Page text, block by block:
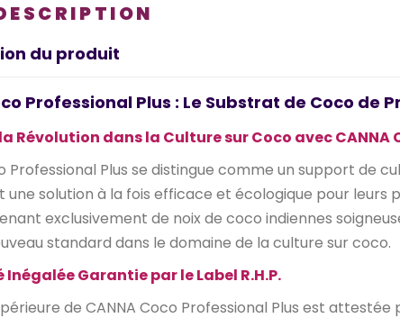
du produit
Professional Plus : Le Substrat de Coco
Révolution dans la Culture sur Coco avec CANNA
Professional Plus se distingue comme un support de
solution à la fois efficace et écologique pour leurs
exclusivement de noix de coco indiennes
standard dans le domaine de la culture sur coco.
Inégalée Garantie par le Label R.H.P.
de CANNA Coco Professional Plus est